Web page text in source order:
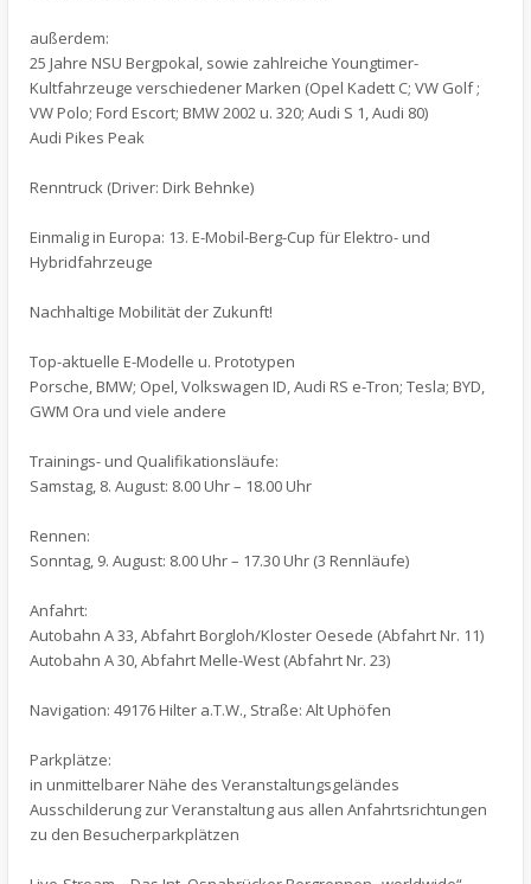
außerdem:
25 Jahre NSU Bergpokal, sowie zahlreiche Youngtimer-
Kultfahrzeuge verschiedener Marken (Opel Kadett C; VW Golf ;
VW Polo; Ford Escort; BMW 2002 u. 320; Audi S 1, Audi 80)
Audi Pikes Peak
Renntruck (Driver: Dirk Behnke)
Einmalig in Europa: 13. E-Mobil-Berg-Cup für Elektro- und
Hybridfahrzeuge
Nachhaltige Mobilität der Zukunft!
Top-aktuelle E-Modelle u. Prototypen
Porsche, BMW; Opel, Volkswagen ID, Audi RS e-Tron; Tesla; BYD,
GWM Ora und viele andere
Trainings- und Qualifikationsläufe:
Samstag, 8. August: 8.00 Uhr – 18.00 Uhr
Rennen:
Sonntag, 9. August: 8.00 Uhr – 17.30 Uhr (3 Rennläufe)
Anfahrt:
Autobahn A 33, Abfahrt Borgloh/Kloster Oesede (Abfahrt Nr. 11)
Autobahn A 30, Abfahrt Melle-West (Abfahrt Nr. 23)
Navigation: 49176 Hilter a.T.W., Straße: Alt Uphöfen
Parkplätze:
in unmittelbarer Nähe des Veranstaltungsgeländes
Ausschilderung zur Veranstaltung aus allen Anfahrtsrichtungen
zu den Besucherparkplätzen